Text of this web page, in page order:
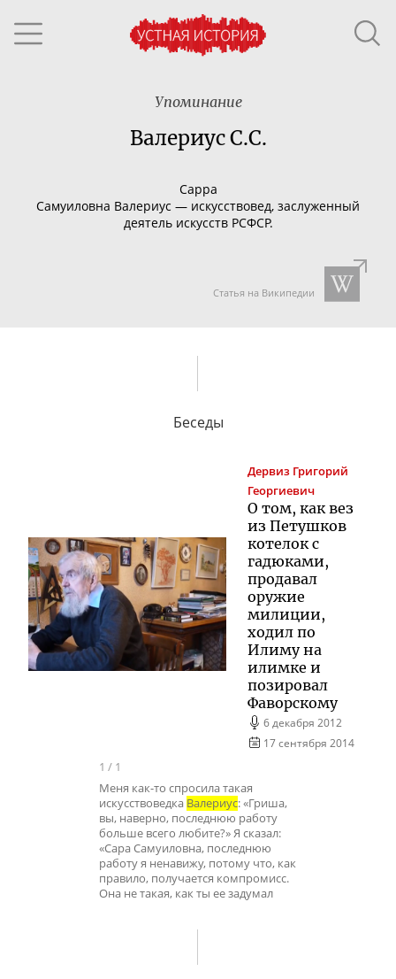
Упоминание
Валериус С.С.
Сарра
Самуиловна Валериус — искусствовед, заслуженный
деятель искусств РСФСР.
Статья на Википедии
Беседы
Дервиз Григорий
Георгиевич
О том, как вез
из Петушков
котелок с
гадюками,
продавал
оружие
милиции,
ходил по
Илиму на
илимке и
позировал
Фаворскому
6 декабря 2012
17 сентября 2014
1 / 1
Меня как-то спросила такая
искусствоведка Валериус: «Гриша,
вы, наверно, последнюю работу
больше всего любите?» Я сказал:
«Сара Самуиловна, последнюю
работу я ненавижу, потому что, как
правило, получается компромисс.
Она не такая, как ты ее задумал